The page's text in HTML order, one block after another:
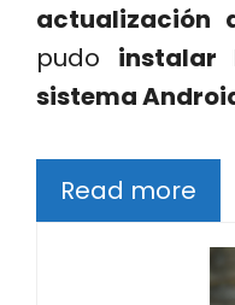
actualización
pudo instalar
sistema
Read more